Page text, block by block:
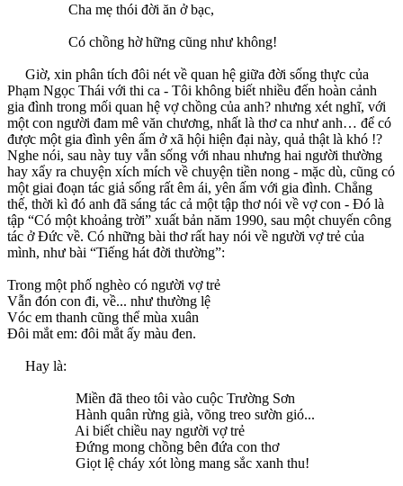
Cha mẹ thói đời ăn ở bạc,
Có chồng hờ hững cũng như không!
Giờ, xin phân tích đôi nét về quan hệ giữa đời sống thực của
Phạm Ngọc Thái với thi ca - Tôi không biết nhiều đến hoàn cảnh
gia đình trong mối quan hệ vợ chồng của anh? nhưng xét nghĩ, với
một con người đam mê văn chương, nhất là thơ ca như anh… để có
được một gia đình yên ấm ở xã hội hiện đại này, quả thật là khó !?
Nghe nói, sau này tuy vẫn sống với nhau nhưng hai người thường
hay xẩy ra chuyện xích mích về chuyện tiền nong - mặc dù, cũng có
một giai đoạn tác giả sống rất êm ái, yên ấm với gia đình. Chẳng
thế, thời kì đó anh đã sáng tác cả một tập thơ nói về vợ con - Đó là
tập “Có một khoảng trời” xuất bản năm 1990, sau một chuyến công
tác ở Đức về. Có những bài thơ rất hay nói về người vợ trẻ của
mình, như bài “Tiếng hát đời thường”:
Trong một phố nghèo có người vợ trẻ
Vẫn đón con đi, về... như thường lệ
Vóc em thanh cũng thể mùa xuân
Đôi mắt em: đôi mắt ấy màu đen.
Hay là:
Miền đã theo tôi vào cuộc Trường Sơn
Hành quân rừng già, võng treo sườn gió...
Ai biết chiều nay người vợ trẻ
Đứng mong chồng bên đứa con thơ
Giọt lệ cháy xót lòng mang sắc xanh thu!